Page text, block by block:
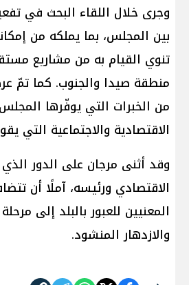
وجرى خلال اللقاء البحث في
بين المجلس، بما يملكه من
تنوي القيام به من مشاريع
منطقة صيدا والجنوب. كما تمّ
من الخبرات التي يوفّرها
الاقتصادية والاجتماعية التي
وقد أثنى مرجان على الدور
الاقتصادي ورئيسه، آملًا أن
المعنيين للعبور بالبلد إلى
والازدهار المنشود.